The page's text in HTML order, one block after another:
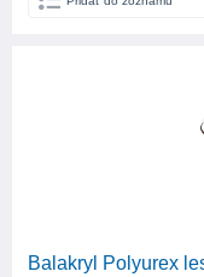
Balakryl Polyurex